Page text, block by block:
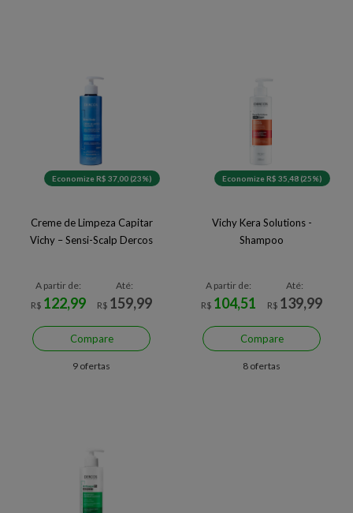
Economize R$ 37,00 (23%)
Creme de Limpeza Capitar
Vichy – Sensi-Scalp Dercos
A partir de:
R$ 122,99
Até:
R$ 159,99
Compare
9 ofertas
Economize R$ 35,48 (25%)
Vichy Kera Solutions -
Shampoo
A partir de:
R$ 104,51
Até:
R$ 139,99
Compare
8 ofertas